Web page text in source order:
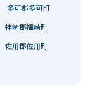
多可郡多可町
神崎郡福崎町
佐用郡佐用町